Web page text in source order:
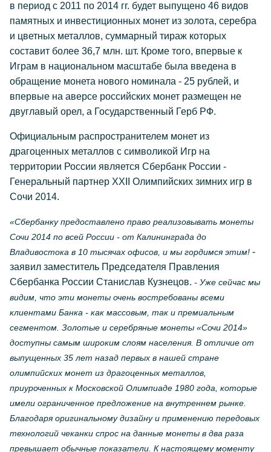
в период с 2011 по 2014 гг. будет выпущено 46 видов
памятных и инвестиционных монет из золота, серебра
и цветных металлов, суммарный тираж которых
составит более 36,7 млн. шт. Кроме того, впервые к
Играм в национальном масштабе была введена в
обращение монета нового номинала - 25 рублей, и
впервые на аверсе российских монет размещен не
двуглавый орел, а Государственный Герб РФ.
Официальным распространителем монет из
драгоценных металлов с символикой Игр на
территории России является Сбербанк России -
Генеральный партнер XXII Олимпийских зимних игр в
Сочи 2014.
«Сбербанку предоставлено право реализовывать монеты
Сочи 2014 по всей России - от Калининграда до
Владивостока в 10 тысячах офисов, и мы гордимся этим! -
заявил заместитель Председателя Правления
Сбербанка России Станислав Кузнецов. - Уже сейчас мы
видим, что эти монеты очень востребованы всеми
клиентами Банка - как массовым, так и премиальным
сегментом. Золотые и серебряные монеты «Сочи 2014»
доступны самым широким слоям населения. В отличие от
выпущенных 35 лет назад первых в нашей стране
олимпийских монет из драгоценных металлов,
приуроченных к Московской Олимпиаде 1980 года, которые
имели ограниченное предложение на внутреннем рынке.
Благодаря оригинальному дизайну и применению передовых
технологий чеканки спрос на данные монеты в два раза
превышает обычные показатели. К настоящему моменту